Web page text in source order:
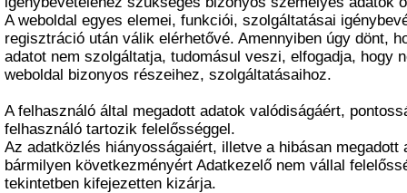
A weboldal egyes elemei, funkciói, szolgáltatásai
regisztráció után válik elérhetővé. Amennyiben úgy dönt,
adatot nem szolgáltatja, tudomásul veszi, elfogadja, hogy
weboldal bizonyos részeihez, szolgáltatásaihoz.
A felhasználó által megadott adatok valódiságáért,
felhasználó tartozik felelősséggel.
Az adatközlés hiányosságaiért, illetve a hibásan megadott
bármilyen következményért Adatkezelő nem vállal
tekintetben kifejezetten kizárja.